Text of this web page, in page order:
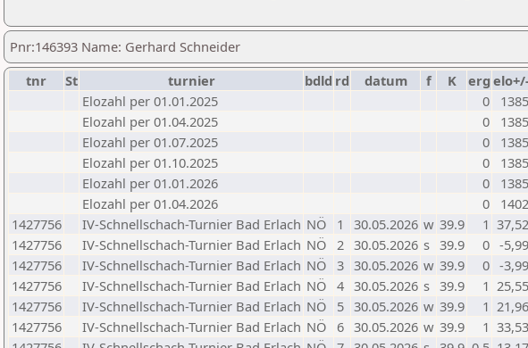
Pnr:146393 Name: Gerhard Schneider
tnr
St turnier bdld rd datum f K erg
Elozahl per 01.01.2025
0
1385
Elozahl per 01.04.2025
0
1385
Elozahl per 01.07.2025
0
1385
Elozahl per 01.10.2025
0
1385
Elozahl per 01.01.2026
0
1385
Elozahl per 01.04.2026
0
1402
1427756
IV-Schnellschach-Turnier Bad Erlach NÖ 1 30.05.2026 w 39.9 1 37,52
1427756
IV-Schnellschach-Turnier Bad Erlach NÖ 2 30.05.2026 s 39.9 0 -5,99
1427756
IV-Schnellschach-Turnier Bad Erlach NÖ 3 30.05.2026 w 39.9 0 -3,99
1427756
IV-Schnellschach-Turnier Bad Erlach NÖ 4 30.05.2026 s 39.9 1 25,55
1427756
IV-Schnellschach-Turnier Bad Erlach NÖ 5 30.05.2026 w 39.9 1 21,96
1427756
IV-Schnellschach-Turnier Bad Erlach NÖ 6 30.05.2026 w 39.9 1 33,53